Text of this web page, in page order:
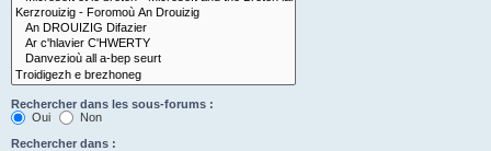
Rechercher dans les sous-forums :
Oui
Non
Rechercher dans :